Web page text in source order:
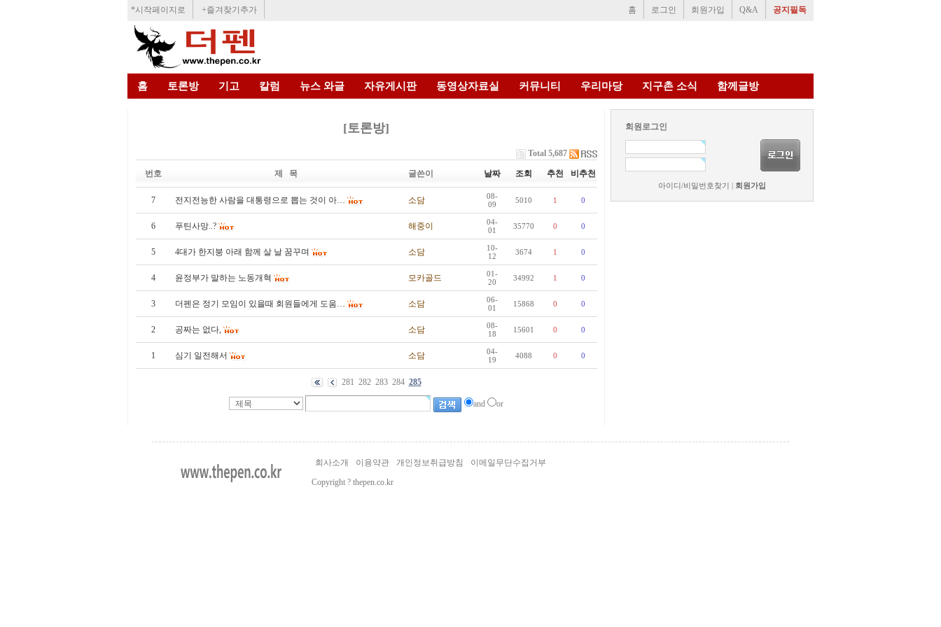
*시작페이지로 +즐겨찾기추가 홈 로그인 회원가입 Q&A 공지필독
홈 토론방 기고 칼럼 뉴스 와글 자유게시판 동영상자료실 커뮤니티 우리마당 지구촌 소식 함께글방
[토론방]
Total 5,687
번호 제 목 글쓴이 날짜 조회 추천 비추천
7 전지전능한 사람을 대통령으로 뽑는 것이 아… 소담
08-
09
5010 1 0
6 푸틴사망..? 해중이
04-
01
35770 0 0
5 4대가 한지붕 아래 함께 살 날 꿈꾸며 소담
10-
12
3674 1 0
4 윤정부가 말하는 노동개혁 모카골드
01-
20
34992 1 0
3 더펜은 정기 모임이 있을때 회원들에게 도움… 소담
06-
01
15868 0 0
2 공짜는 없다, 소담
08-
18
15601 0 0
1 심기 일전해서 소담
04-
19
4088 0 0
281 282 283 284 285
and or
회원로그인
아이디/비밀번호찾기 회원가입
회사소개 이용약관 개인정보취급방침
이메일무단수집거부
Copyright ? thepen.co.kr